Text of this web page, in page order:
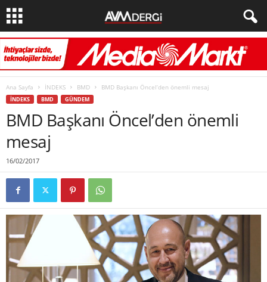
Ana Sayfa İNDEKS BMD BMD Başkanı Öncel’den önemli mesaj
İNDEKS BMD GÜNDEM
BMD Başkanı Öncel’den önemli
mesaj
16/02/2017